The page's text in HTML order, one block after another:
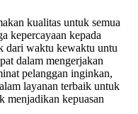
kualitas untuk semua
kepercayaan kepada
dari waktu kewaktu untu
dalam mengerjakan
pelanggan inginkan,
layanan terbaik untuk
menjadikan kepuasan